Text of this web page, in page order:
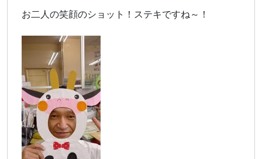
お二人の笑顔のショット！ステキですね～！